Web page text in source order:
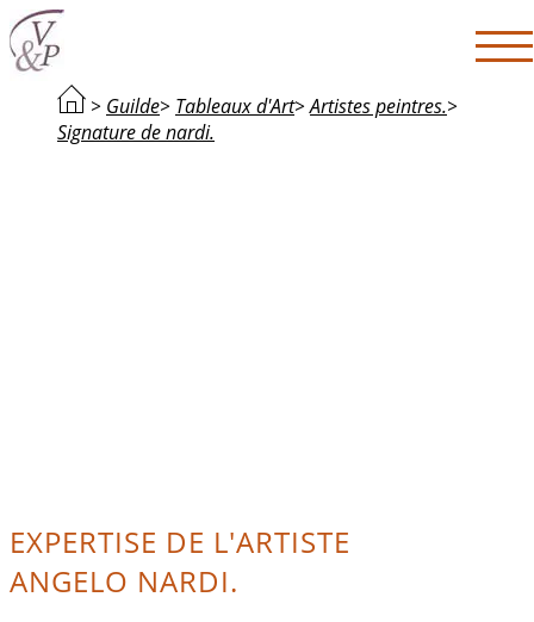
> Guilde> Tableaux d'Art>Artistes peintres.>
Signature de nardi.
EXPERTISE DE L'ARTISTE
ANGELO NARDI.